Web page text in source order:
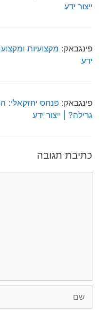
ייצור ידע
פינגבאק:מקצועיות
ידע
פינגבאק:פנחס יחזקאלי:
גרילה? | ייצור ידע
כתיבת תגובה